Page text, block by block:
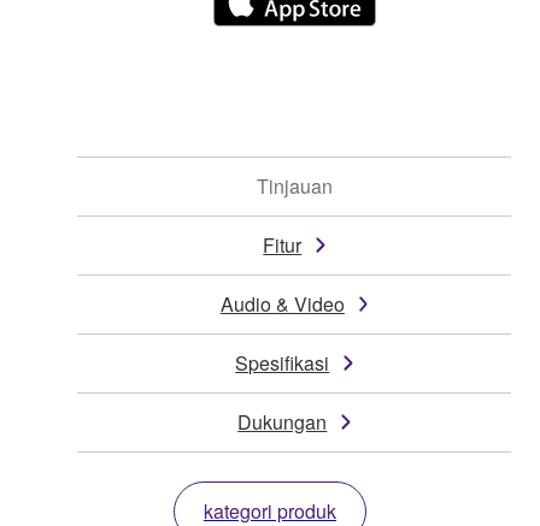
Tinjauan
Fitur
Audio & Video
Spesifikasi
Dukungan
kategori produk